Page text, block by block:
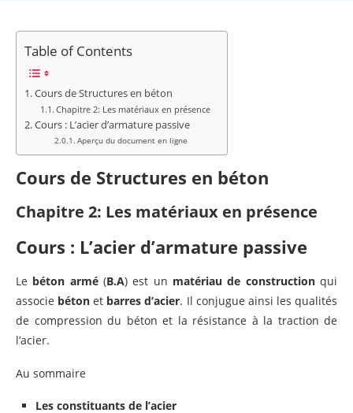
Table of Contents
Cours de Structures en béton
Chapitre 2: Les matériaux en présence
Cours : L’acier d’armature passive
Aperçu du document en ligne
Cours de Structures en béton
Chapitre 2: Les matériaux en présence
Cours : L’acier d’armature passive
Le béton armé(B.A) est un matériau de constructionqui
associe béton et barres d’acier. Il conjugue ainsi les qualités
de compression du béton et la résistance à la traction de
l’acier.
Au sommaire
Les constituants de l’acier